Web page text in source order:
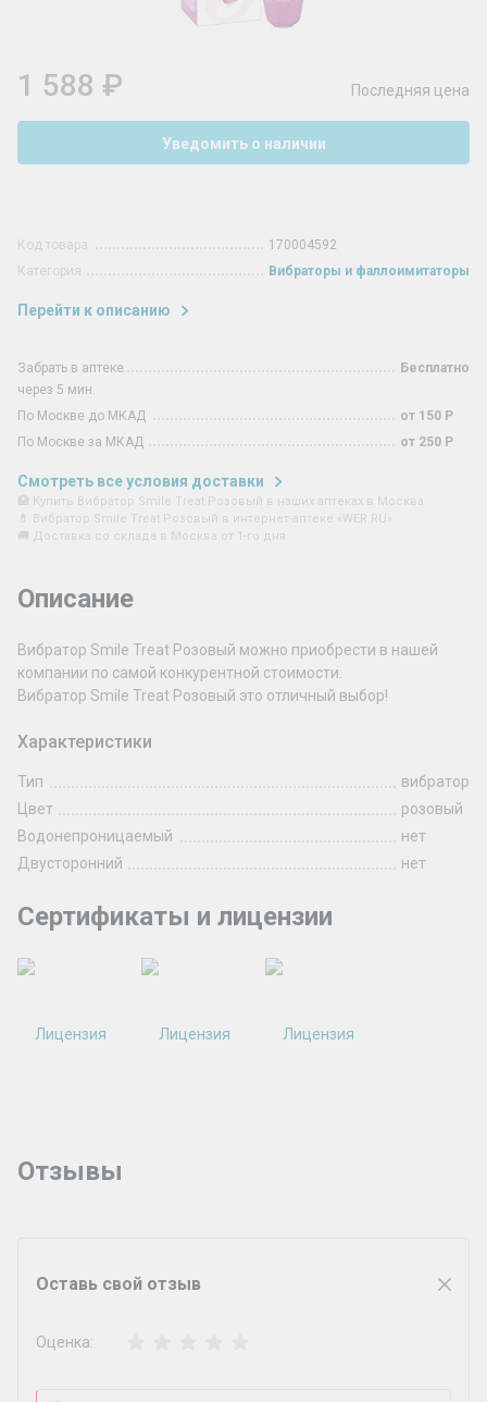
1 588 ₽ Последняя цена
Уведомить о наличии
Код товара
170004592
Категория
Вибраторы и фаллоимитаторы
Перейти к описанию
Забрать в аптеке
через 5 мин.
Бесплатно
По Москве до МКАД
от 150 Р
По Москве за МКАД
от 250 Р
Смотреть все условия доставки
🏥 Купить Вибратор Smile Treat Розовый в наших аптеках в Москва
💊 Вибратор Smile Treat Розовый в интернет-аптеке «WER.RU»
🚚 Доставка со склада в Москва от 1-го дня
Описание
Вибратор Smile Treat Розовый можно приобрести в нашей
компании по самой конкурентной стоимости.
Вибратор Smile Treat Розовый это отличный выбор!
Характеристики
Тип
вибратор
Цвет
розовый
Водонепроницаемый
нет
Двусторонний
нет
Сертификаты и лицензии
Отзывы
Оставь свой отзыв
Оценка: